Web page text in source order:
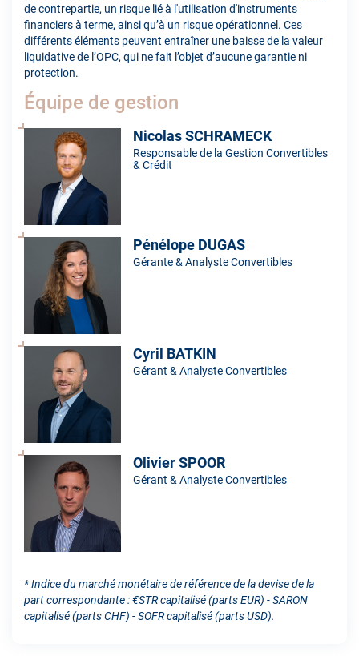
de contrepartie, un risque lié à l'utilisation d'instruments
financiers à terme, ainsi qu’à un risque opérationnel. Ces
différents éléments peuvent entraîner une baisse de la valeur
liquidative de l’OPC, qui ne fait l’objet d’aucune garantie ni
protection.
Équipe de gestion
Nicolas SCHRAMECK
Responsable de la Gestion Convertibles
& Crédit
Pénélope DUGAS
Gérante & Analyste Convertibles
Cyril BATKIN
Gérant & Analyste Convertibles
Olivier SPOOR
Gérant & Analyste Convertibles
* Indice du marché monétaire de référence de la devise de la
part correspondante : €STR capitalisé (parts EUR) - SARON
capitalisé (parts CHF) - SOFR capitalisé (parts USD).